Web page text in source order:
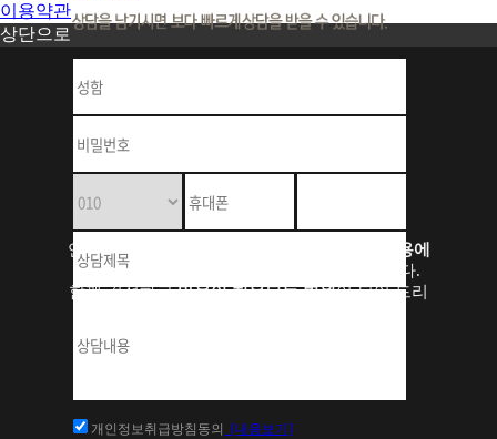
개인정보취급방침동의 [내용보기]
이용약관
상단으로
연세아르미안은
성형부작용에
대한 비수술 치료
를 중점적으로 하고 있습니다.
함께 걱정하고마음이 치유되는 병원이 되어 드리